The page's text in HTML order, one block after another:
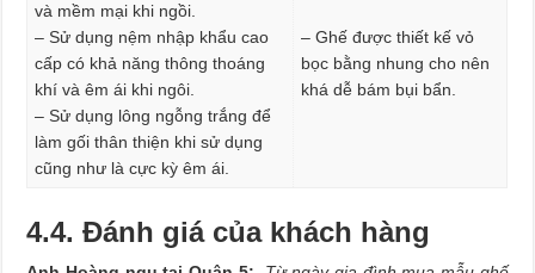
và mềm mại khi ngồi.
– Sử dụng nệm nhập khẩu cao
cấp có khả năng thông thoáng
khí và êm ái khi ngôi.
– Sử dụng lông ngỗng trắng để
làm gối thân thiện khi sử dụng
cũng như là cực kỳ êm ái.
– Ghế được thiết kế vỏ
bọc bằng nhung cho nên
khá dễ bám bụi bẩn.
4.4. Đánh giá của khách hàng